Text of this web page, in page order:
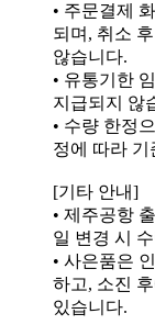
• 주문결제
되며, 취소
않습니다.
• 유통기한
지급되지 않
• 수량 한정
정에 따라 기
[기타 안내]
• 제주공항
일 변경 시
• 사은품은
하고, 소진
있습니다.